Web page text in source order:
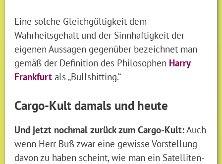
Eine solche Gleichgültigkeit dem
Wahrheitsgehalt und der Sinnhaftigkeit der
eigenen Aussagen gegenüber bezeichnet man
gemäß der Definition des Philosophen Harry
Frankfurt als „Bullshitting.“
Cargo-Kult damals und heute
Und jetzt nochmal zurück zum Cargo-Kult:Auch
wenn Herr Buß zwar eine gewisse Vorstellung
davon zu haben scheint, wie man ein Satelliten-